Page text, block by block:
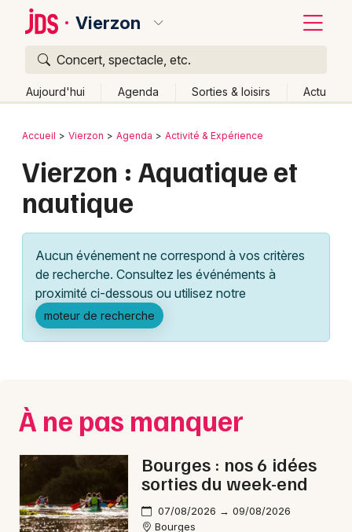
Vierzon
Concert, spectacle, etc.
Aujourd'hui Agenda Sorties & loisirs Actu
Publier un événement
Grands événements
Activité & Expérience
Manifestations
Foires & salons
Concerts
Sports
Soirées
Bordeaux
Colmar
Lille
Lyon
Marseille
Mulhouse
Nice
Paris
Strasbourg
Toulouse
Retour
Accueil Vierzon Agenda Activité & Expérience
Vierzon : Aquatique et
nautique
Aucun événement ne correspond à vos critères
de recherche. Consultez les événéments à
proximité ci-dessous ou utilisez notre
moteur de recherche
À ne pas manquer
Bourges : nos 6 idées
sorties du week-end
07/08/2026 → 09/08/2026
Bourges
Quoi ?
Où ?
Près de moi
Changer de lieu
Quand ?
Aujourd'hui
Demain Ce week-end Autre